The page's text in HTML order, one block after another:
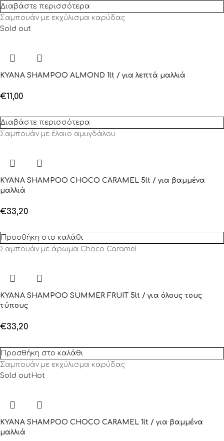
Διαβάστε περισσότερα
Σαμπουάν με εκχύλισμα καρύδας
Sold out
KYANA SHAMPOO ALMOND 1lt / για λεπτά μαλλιά
€11,00
Διαβάστε περισσότερα
Σαμπουάν με έλαιο αμυγδάλου
KYANA SHAMPOO CHOCO CARAMEL 5lt / για βαμμένα
μαλλιά
€33,20
Προσθήκη στο καλάθι
Σαμπουάν με άρωμα Choco Caramel
KYANA SHAMPOO SUMMER FRUIT 5lt / για όλους τους
τύπους
€33,20
Προσθήκη στο καλάθι
Σαμπουάν με εκχύλισμα καρύδας
Sold out Hot
KYANA SHAMPOO CHOCO CARAMEL 1lt / για βαμμένα
μαλλιά